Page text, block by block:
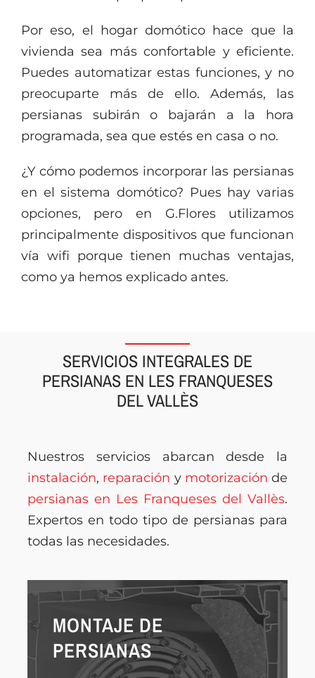
Por eso, el hogar domótico hace que la
vivienda sea más confortable y eficiente.
Puedes automatizar estas funciones, y no
preocuparte más de ello. Además, las
persianas subirán o bajarán a la hora
programada, sea que estés en casa o no.
¿Y cómo podemos incorporar las persianas
en el sistema domótico? Pues hay varias
opciones, pero en G.Flores utilizamos
principalmente dispositivos que funcionan
vía wifi porque tienen muchas ventajas,
como ya hemos explicado antes.
SERVICIOS INTEGRALES DE
PERSIANAS EN LES FRANQUESES
DEL VALLÈS
Nuestros servicios abarcan desde la
instalación, reparación y motorización de
persianas en Les Franqueses del Vallès.
Expertos en todo tipo de persianas para
todas las necesidades.
MONTAJE DE
PERSIANAS